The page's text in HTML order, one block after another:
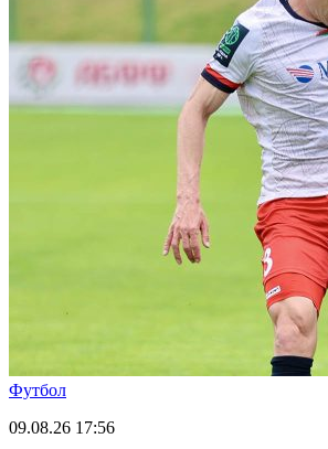
Футбол
09.08.26 17:56